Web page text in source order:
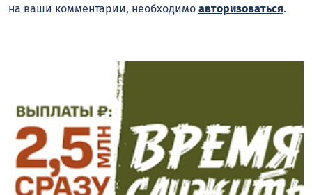
на ваши комментарии, необходимо авторизоваться.